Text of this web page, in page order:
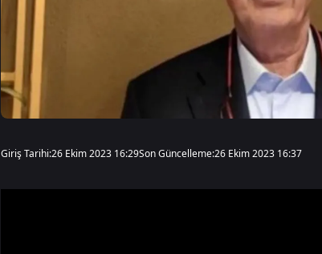
Giriş Tarihi:26 Ekim 2023 16:29Son Güncelleme:26 Ekim 2023 16:37